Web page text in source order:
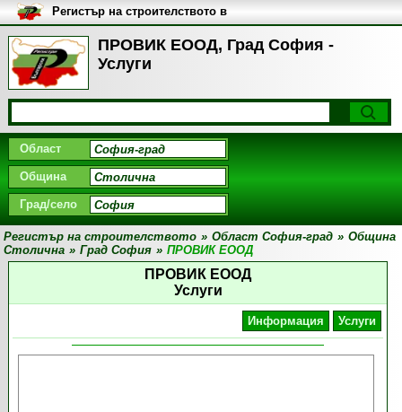
ПРОВИК ЕООД, Град София -
Услуги
Регистър на строителството в
България
Област
Община
Град/село
Регистър на строителството » Област София-град » Община
Столична » Град София » ПРОВИК ЕООД
ПРОВИК ЕООД
Услуги
Информация Услуги